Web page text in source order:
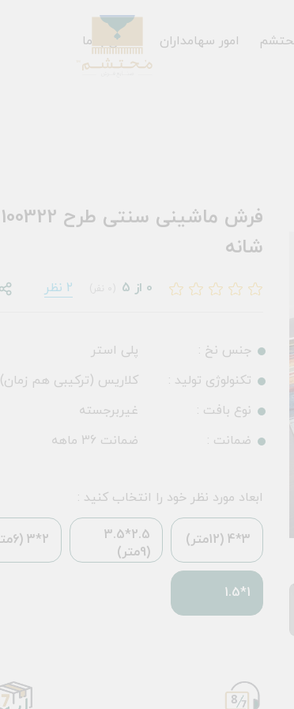
امور سهامداران تماس با ما
شانه
0 از 5 2 نظر
جنس نخ :
پلی استر
تکنولوژی تولید :
کلاریس (ترکیبی هم زمان)
نوع بافت :
غیربرجسته
ضمانت :
ضمانت 36 ماهه
ابعاد مورد نظر خود را انتخاب کنید :
3*4 (12متر)
2.5*3.5
(9متر)
2*3 (6متر)
1*1.5